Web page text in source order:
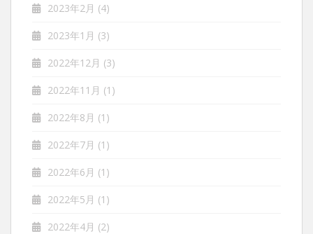
2023年2月 (4)
2023年1月 (3)
2022年12月 (3)
2022年11月 (1)
2022年8月 (1)
2022年7月 (1)
2022年6月 (1)
2022年5月 (1)
2022年4月 (2)